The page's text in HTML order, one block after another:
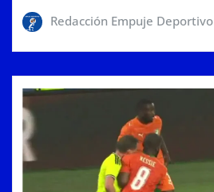
Redacción Empuje Deportivo